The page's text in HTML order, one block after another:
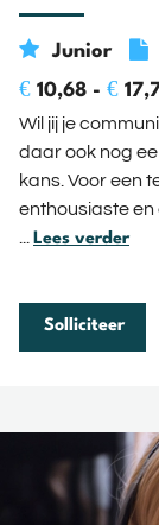
Junior
€ 10,68 - €
Wil jij je
daar ook nog
kans. Voor een
enthousiaste
Lees verder
Solliciteer